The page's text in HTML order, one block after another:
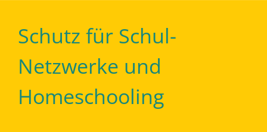
Schutz für Schul-
Netzwerke und
Homeschooling